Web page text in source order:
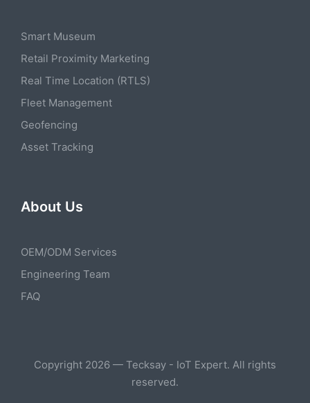
Smart Museum
Retail Proximity Marketing
Real Time Location (RTLS)
Fleet Management
Geofencing
Asset Tracking
About Us
OEM/ODM Services
Engineering Team
FAQ
Copyright 2026 — Tecksay - IoT Expert. All rights
reserved.